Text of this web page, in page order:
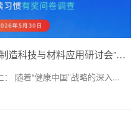
关于举办“2026康复医疗器械制造科技与材料应用研讨会”的通知
随着“健康中国”战略的深入...